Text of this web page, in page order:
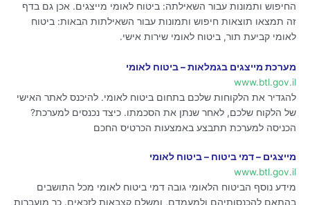
החיפוש ותמונות עבור השאילתה: ביטוח לאומי מייצגים. אכן גם בדף
זה תמצאו תוצאות חיפוש ותמונות עבור השאילתות הבאות: ביטוח
לאומי קביעת תור, ביטוח לאומי שירות אישי.
מערכת מייצגים בגמלאות – ביטוח לאומי
www.btl.gov.il
להגדיר את הלקוחות שלכם בתחום ביטוח לאומי. להיכנס לאתר האישי
של הלקוח שלכם, לאחר שנתן את הסכמתו. כיצד נכנסים למערכת?
הכניסה למערכת תתבצע באמצעות הכרטיס החכם
מייצגים – דמי ביטוח – ביטוח לאומי
www.btl.gov.il
מידע נוסף הביטוח הלאומי גובה דמי ביטוח לאומי מכל התושבים
בהתאם להכנסותיהם ולמעמדם, ומשלם קצבאות לזכאים. כך מועברות